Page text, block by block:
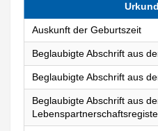
Auskunft der Geburtszeit
Beglaubigte Abschrift aus
Beglaubigte Abschrift aus
Beglaubigte Abschrift aus